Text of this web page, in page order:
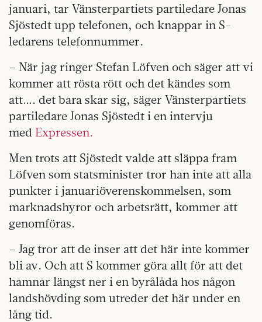
januari, tar Vänsterpartiets partiledare Jonas
Sjöstedt upp telefonen, och knappar in S-
ledarens telefonnummer.
– När jag ringer Stefan Löfven och säger att vi
kommer att rösta rött och det kändes som
att…. det bara skar sig, säger Vänsterpartiets
partiledare Jonas Sjöstedt i en intervju
med Expressen.
Men trots att Sjöstedt valde att släppa fram
Löfven som statsminister tror han inte att alla
punkter i januariöverenskommelsen, som
marknadshyror och arbetsrätt, kommer att
genomföras.
– Jag tror att de inser att det här inte kommer
bli av. Och att S kommer göra allt för att det
hamnar längst ner i en byrålåda hos någon
landshövding som utreder det här under en
lång tid.